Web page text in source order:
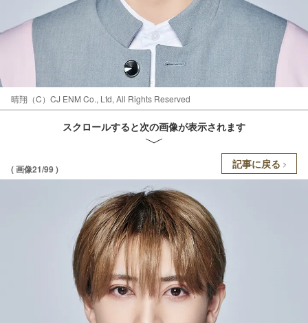
晴翔（C）CJ ENM Co., Ltd, All Rights Reserved
スクロールすると次の画像が表示されます
( 画像21/99 ) 記事に戻る